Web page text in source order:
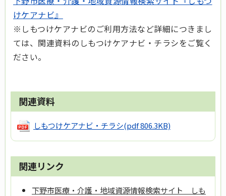
けケアナビ』
※しもつけケアナビのご利用方法など詳細につきまし
ては、関連資料のしもつけケアナビ・チラシをご覧く
ださい。
関連資料
しもつけケアナビ・チラシ(pdf 806.3KB)
関連リンク
下野市医療・介護・地域資源情報検索サイト しも